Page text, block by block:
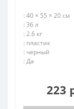
: 40 × 55 × 20 см
: 36 л
: 2.6 кг
: пластик
: черный
: Да
223